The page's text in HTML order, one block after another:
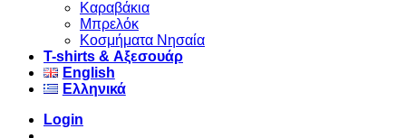
Καραβάκια
Μπρελόκ
Κοσμήματα Νησαία
Τ-shirts & Αξεσουάρ
English
Ελληνικά
Login